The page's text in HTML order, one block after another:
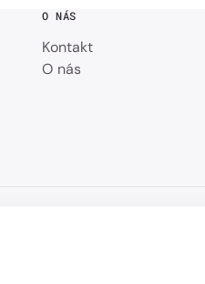
O NÁS
Kontakt
O nás